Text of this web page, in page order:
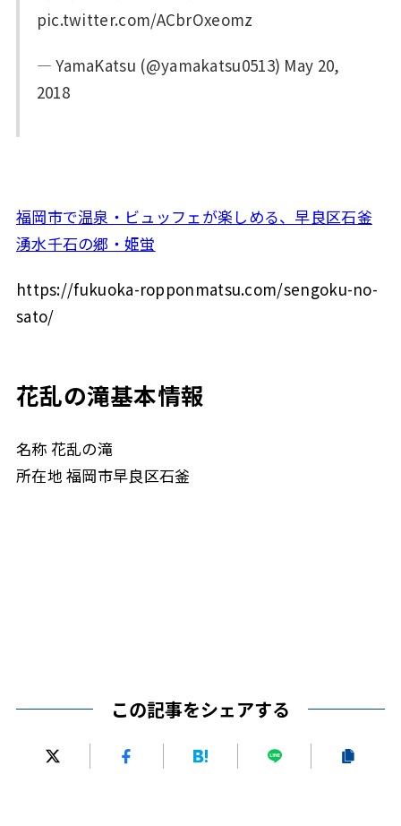
pic.twitter.com/ACbrOxeomz
— YamaKatsu (@yamakatsu0513) May 20,
2018
福岡市で温泉・ビュッフェが楽しめる、早良区石釜
湧水千石の郷・姫蛍
https://fukuoka-ropponmatsu.com/sengoku-no-
sato/
花乱の滝基本情報
名称 花乱の滝
所在地 福岡市早良区石釜
この記事をシェアする